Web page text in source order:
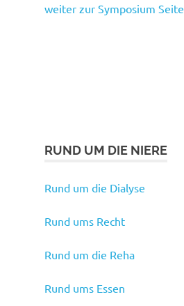
weiter zur Symposium Seite
RUND UM DIE NIERE
Rund um die Dialyse
Rund ums Recht
Rund um die Reha
Rund ums Essen